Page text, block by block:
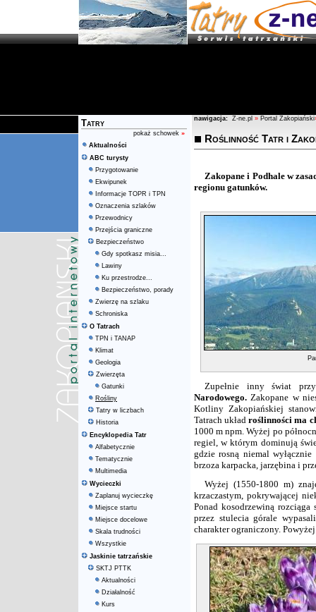
Tatry
pokaż schowek »
Aktualności
ABC turysty
Przygotowanie
Ekwipunek
Informacje TOPR i TPN
Oznaczenia szlaków
Przewodnicy
Przejścia graniczne
Bezpieczeństwo
Gdy spotkasz misia...
Lawiny
Ku przestrodze...
Bezpieczeństwo, porady
Zwierzę na szlaku
Schroniska
O Tatrach
TPN i TANAP
Klimat
Geologia
Zwierzęta
Gatunki
Rośliny
Tatry w liczbach
Historia
Encyklopedia Tatr
Alfabetycznie
Tematycznie
Multimedia
Wycieczki
Zaplanuj wycieczkę
Miejsce startu
Miejsce docelowe
Skala trudności
Wszystkie
Jaskinie tatrzańskie
SKTJ PTTK
Aktualności
Działalność
Kurs
nawigacja: Z-ne.pl » Portal Zakopiański
Roślinność Tatr i
Zakopane i Podhale w
regionu gatunków.
Zupełnie inny świat
Narodowego. Zakopane w
Kotliny Zakopiańskiej
Tatrach układroślinności ma
1000 m npm. Wyżej po
regiel, w którym dominują
gdzie rosną niemal
brzoza karpacka, jarzębina i
Wyżej (1550-1800 m)
krzaczastym, pokrywającej
Ponad kosodrzewiną
przez stulecia górale
charakter ograniczony.